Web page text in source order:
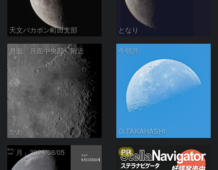
天文バカボン町田支部 となり
月面「月面中央部」附近
かあ
今朝月
O.TAKAHASHI
「月」2026/08/05 PR